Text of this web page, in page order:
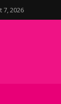
7, 2026